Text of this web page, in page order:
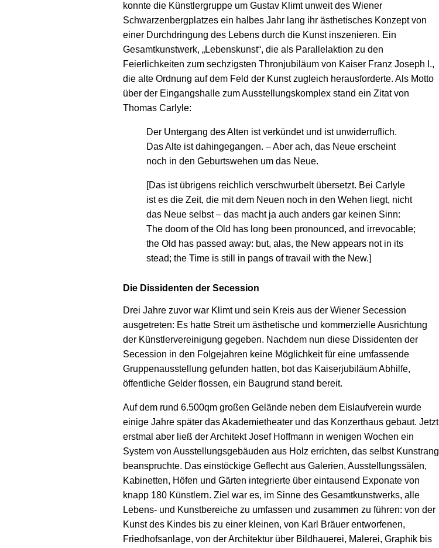
konnte die Künstlergruppe um Gustav Klimt unweit des Wiener
Schwarzenbergplatzes ein halbes Jahr lang ihr ästhetisches Konzept von
einer Durchdringung des Lebens durch die Kunst inszenieren. Ein
Gesamtkunstwerk, „Lebenskunst“, die als Parallelaktion zu den
Feierlichkeiten zum sechzigsten Thronjubiläum von Kaiser Franz Joseph I.,
die alte Ordnung auf dem Feld der Kunst zugleich herausforderte. Als Motto
über der Eingangshalle zum Ausstellungskomplex stand ein Zitat von
Thomas Carlyle:
Der Untergang des Alten ist verkündet und ist unwiderruflich.
Das Alte ist dahingegangen. – Aber ach, das Neue erscheint
noch in den Geburtswehen um das Neue.
[Das ist übrigens reichlich verschwurbelt übersetzt. Bei Carlyle
ist es die Zeit, die mit dem Neuen noch in den Wehen liegt, nicht
das Neue selbst – das macht ja auch anders gar keinen Sinn:
The doom of the Old has long been pronounced, and irrevocable;
the Old has passed away: but, alas, the New appears not in its
stead; the Time is still in pangs of travail with the New.]
Die Dissidenten der Secession
Drei Jahre zuvor war Klimt und sein Kreis aus der Wiener Secession
ausgetreten: Es hatte Streit um ästhetische und kommerzielle Ausrichtung
der Künstlervereinigung gegeben. Nachdem nun diese Dissidenten der
Secession in den Folgejahren keine Möglichkeit für eine umfassende
Gruppenausstellung gefunden hatten, bot das Kaiserjubiläum Abhilfe,
öffentliche Gelder flossen, ein Baugrund stand bereit.
Auf dem rund 6.500qm großen Gelände neben dem Eislaufverein wurde
einige Jahre später das Akademietheater und das Konzerthaus gebaut. Jetzt
erstmal aber ließ der Architekt Josef Hoffmann in wenigen Wochen ein
System von Ausstellungsgebäuden aus Holz errichten, das selbst Kunstrang
beanspruchte. Das einstöckige Geflecht aus Galerien, Ausstellungssälen,
Kabinetten, Höfen und Gärten integrierte über eintausend Exponate von
knapp 180 Künstlern. Ziel war es, im Sinne des Gesamtkunstwerks, alle
Lebens- und Kunstbereiche zu umfassen und zusammen zu führen: von der
Kunst des Kindes bis zu einer kleinen, von Karl Bräuer entworfenen,
Friedhofsanlage, von der Architektur über Bildhauerei, Malerei, Graphik bis